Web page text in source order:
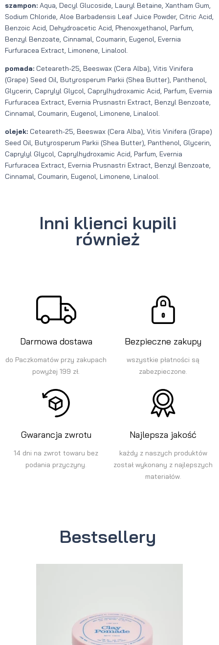
szampon: Aqua, Decyl Glucoside, Lauryl Betaine, Xantham Gum,
Sodium Chloride, Aloe Barbadensis Leaf Juice Powder, Citric Acid,
Benzoic Acid, Dehydroacetic Acid, Phenoxyethanol, Parfum,
Benzyl Benzoate, Cinnamal, Coumarin, Eugenol, Evernia
Furfuracea Extract, Limonene, Linalool.
pomada: Ceteareth-25, Beeswax (Cera Alba), Vitis Vinifera
(Grape) Seed Oil, Butyrosperum Parkii (Shea Butter), Panthenol,
Glycerin, Caprylyl Glycol, Caprylhydroxamic Acid, Parfum, Evernia
Furfuracea Extract, Evernia Prusnastri Extract, Benzyl Benzoate,
Cinnamal, Coumarin, Eugenol, Limonene, Linalool.
olejek: Ceteareth-25, Beeswax (Cera Alba), Vitis Vinifera (Grape)
Seed Oil, Butyrosperum Parkii (Shea Butter), Panthenol, Glycerin,
Caprylyl Glycol, Caprylhydroxamic Acid, Parfum, Evernia
Furfuracea Extract, Evernia Prusnastri Extract, Benzyl Benzoate,
Cinnamal, Coumarin, Eugenol, Limonene, Linalool.
Inni klienci kupili
również
Darmowa dostawa
do Paczkomatów przy zakupach
powyżej 199 zł.
Bezpieczne zakupy
wszystkie płatności są
zabezpieczone.
Gwarancja zwrotu
14 dni na zwrot towaru bez
podania przyczyny.
Najlepsza jakość
każdy z naszych produktów
został wykonany z najlepszych
materiałów.
Bestsellery